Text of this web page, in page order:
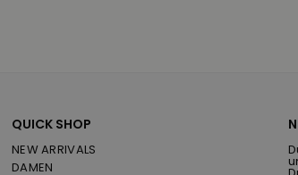
QUICK SHOP
NEW ARRIVALS
DAMEN